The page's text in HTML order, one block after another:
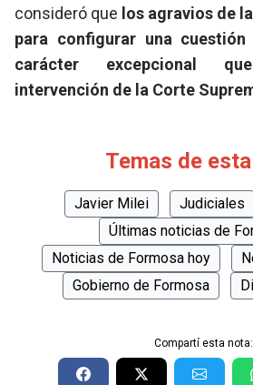
consideró que los agravios de
para configurar una
carácter excepcional
intervención de la Corte
Temas de
Javier Milei Judiciales
Últimas noticias de
Noticias de Formosa hoy
Gobierno de Formosa
Compartí esta nota: